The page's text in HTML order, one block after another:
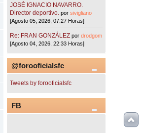
JOSÉ IGNACIO NAVARRO.
Director deportivo. porsivigliano
[Agosto 05, 2026, 07:27 Horas]
Re: FRAN GONZÁLEZ pordrodgom
[Agosto 04, 2026, 22:33 Horas]
@forooficialsfc
Tweets by forooficialsfc
FB